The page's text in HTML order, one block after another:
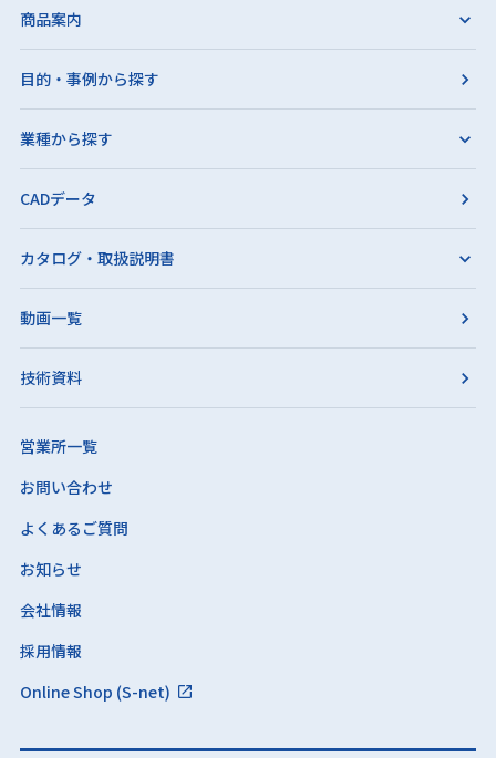
商品案内
目的・事例から探す
業種から探す
CADデータ
カタログ・取扱説明書
動画一覧
技術資料
営業所一覧
お問い合わせ
よくあるご質問
お知らせ
会社情報
採用情報
Online Shop (S-net)